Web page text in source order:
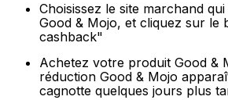
Choisissez le site marchand
Good & Mojo, et cliquez sur le
cashback"
Achetez votre produit Good &
réduction Good & Mojo
cagnotte quelques jours plus